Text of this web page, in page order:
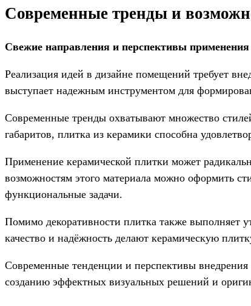
Современные тренды и
Свежие направления и перспективы
Реализация идей в дизайне помещений требует
выступает надежным инструментом для
Современные тренды охватывают множество
габаритов, плитка из керамики способна
Применение керамической плитки может
возможностям этого материала можно оформить
функциональные задачи.
Помимо декоративности плитка также выполняет
качество и надёжность делают керамическую
Современные тенденции и перспективы
созданию эффектных визуальных решений и